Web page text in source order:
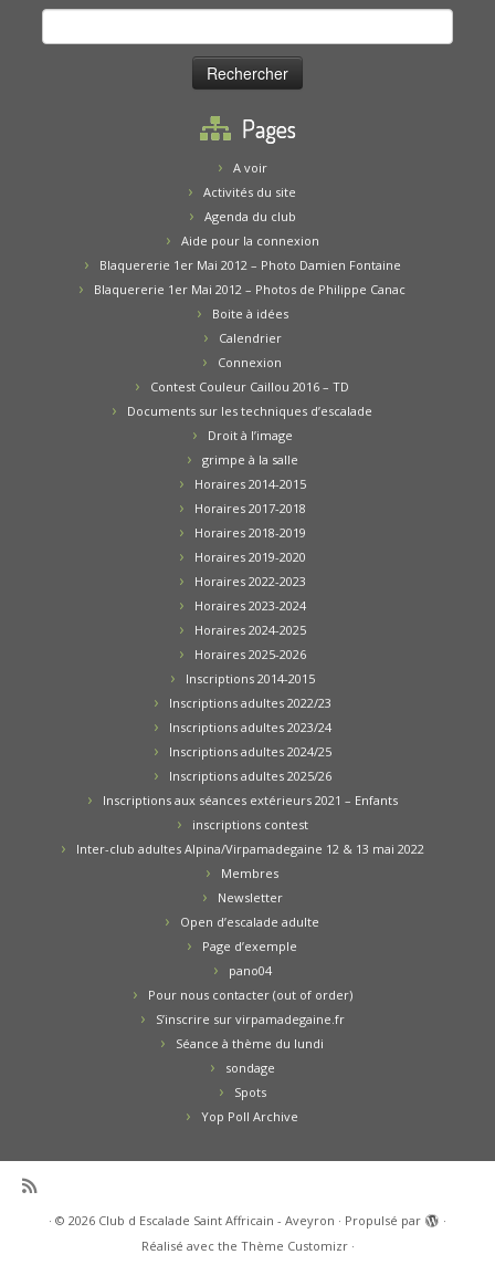
Pages
A voir
Activités du site
Agenda du club
Aide pour la connexion
Blaquererie 1er Mai 2012 – Photo Damien Fontaine
Blaquererie 1er Mai 2012 – Photos de Philippe Canac
Boite à idées
Calendrier
Connexion
Contest Couleur Caillou 2016 – TD
Documents sur les techniques d’escalade
Droit à l’image
grimpe à la salle
Horaires 2014-2015
Horaires 2017-2018
Horaires 2018-2019
Horaires 2019-2020
Horaires 2022-2023
Horaires 2023-2024
Horaires 2024-2025
Horaires 2025-2026
Inscriptions 2014-2015
Inscriptions adultes 2022/23
Inscriptions adultes 2023/24
Inscriptions adultes 2024/25
Inscriptions adultes 2025/26
Inscriptions aux séances extérieurs 2021 – Enfants
inscriptions contest
Inter-club adultes Alpina/Virpamadegaine 12 & 13 mai 2022
Membres
Newsletter
Open d’escalade adulte
Page d’exemple
pano04
Pour nous contacter (out of order)
S’inscrire sur virpamadegaine.fr
Séance à thème du lundi
sondage
Spots
Yop Poll Archive
· © 2026 Club d Escalade Saint Affricain - Aveyron · Propulsé par
·
Réalisé avec the Thème Customizr·